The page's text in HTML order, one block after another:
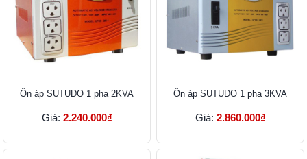
Ổn áp SUTUDO 1 pha 2KVA
Giá: 2.240.000₫
Ổn áp SUTUDO 1 pha 3KVA
Giá: 2.860.000₫